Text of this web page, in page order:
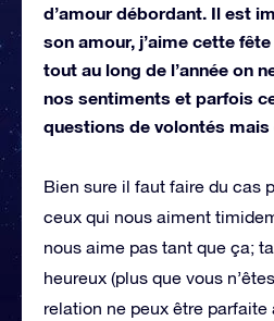
d’amour débordant. Il est
son amour, j’aime cette
tout au long de l’année on
nos sentiments et parfois
questions de volontés
Bien sure il faut faire du cas
ceux qui nous aiment
nous aime pas tant que ça;
heureux (plus que vous
relation ne peux être parfaite